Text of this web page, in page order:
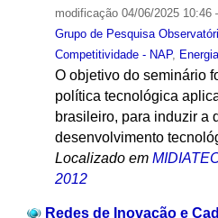
modificação04/06/2025 10:46
Grupo de Pesquisa
Competitividade - NAP, Energia
O objetivo do seminário
política tecnológica
brasileiro, para induzir a
desenvolvimento
Localizado em
2012
Redes de Inovação e